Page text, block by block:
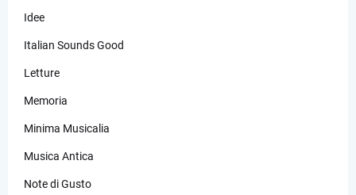
Idee
Italian Sounds Good
Letture
Memoria
Minima Musicalia
Musica Antica
Note di Gusto